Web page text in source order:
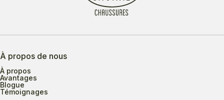
À propos de nous
À propos
Avantages
Blogue
Témoignages